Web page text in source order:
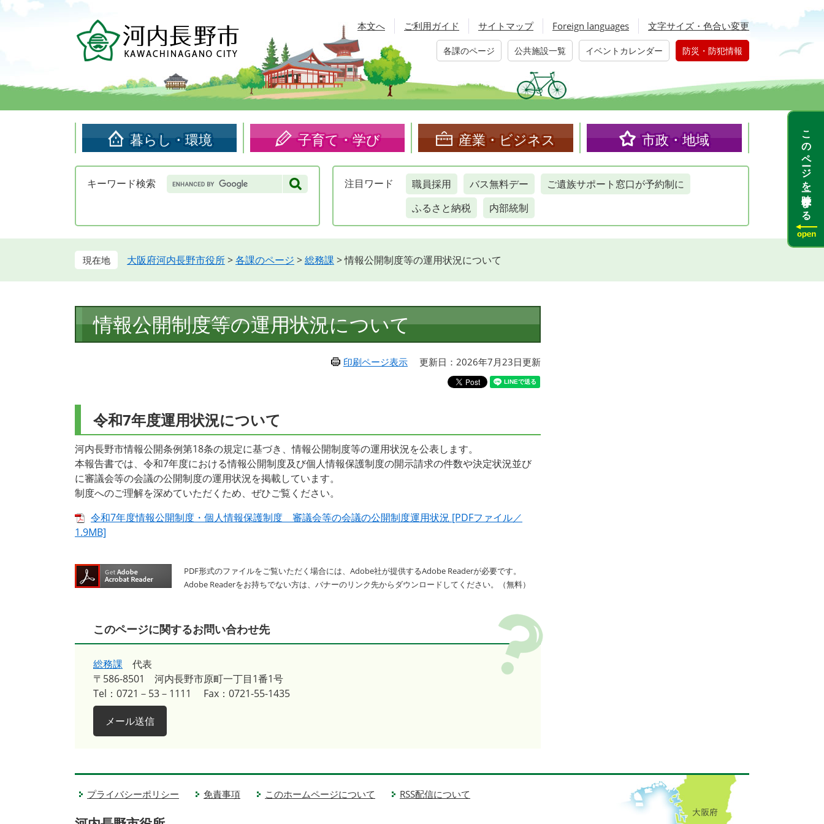
頭
す。
飛
し
本文へ ご利用ガイド サイトマップ Foreign languages 文字サイズ・色合い変更
各課のページ 公共施設一覧 イベントカレンダー 防災・防犯情報
暮らし・環境 子育て・学び 産業・ビジネス 市政・地域
キーワード検索 Google
カ
検
注目 ワード 職員採用 バス無料デー
ご遺族サポート窓口が予約制に
ふるさと納税
内部統制
大阪府河内長野市役所>各課のページ >総務課 >情報公開制度等の運用状況について
文
情報公開制度等の運用状況について
印刷ページ表示 更新日：2026年7月23日更新
令和7年度運用状況について
河内長野市情報公開条例第18条の規定に基づき、情報公開制度等の運用状況を公表します。
本報告書では、令和7年度における情報公開制度及び個人情報保護制度の開示請求の件数や決定状況並び
に審議会等の会議の公開制度の運用状況を掲載しています。
制度へのご理解を深めていただくため、ぜひご覧ください。
令和7年度情報公開制度・個人情報保護制度 審議会等の会議の公開制度運用状況 [PDFファイル／
1.9MB]
PDF形式のファイルをご覧いただく場合には、Adobe社が提供するAdobe Readerが必要です。
Adobe Readerをお持ちでない方は、バナーのリンク先からダウンロードしてください。（無料）
このページに関するお問い合わせ先
総務課
代表
〒586-8501
河内長野市原町一丁目1番1号
Tel：0721－53－1111
Fax：0721-55-1435
メール送信
プライバシーポリシー 免責事項 このホームページについて RSS配信について
このページを一時保存する